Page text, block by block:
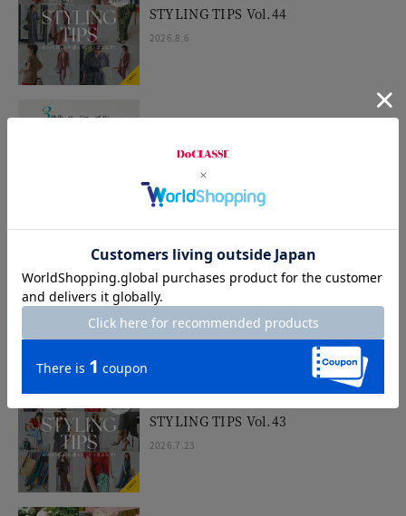
STYLING TIPS Vol.44
2026.8.6
2026.7.30
Dramatic Summer
2026.7.24
STYLING TIPS Vol.43
2026.7.23